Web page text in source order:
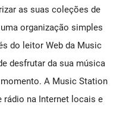
as suas coleções de
organização simples
do leitor Web da Music
desfrutar da sua música
A Music Station
rádio na Internet locais e